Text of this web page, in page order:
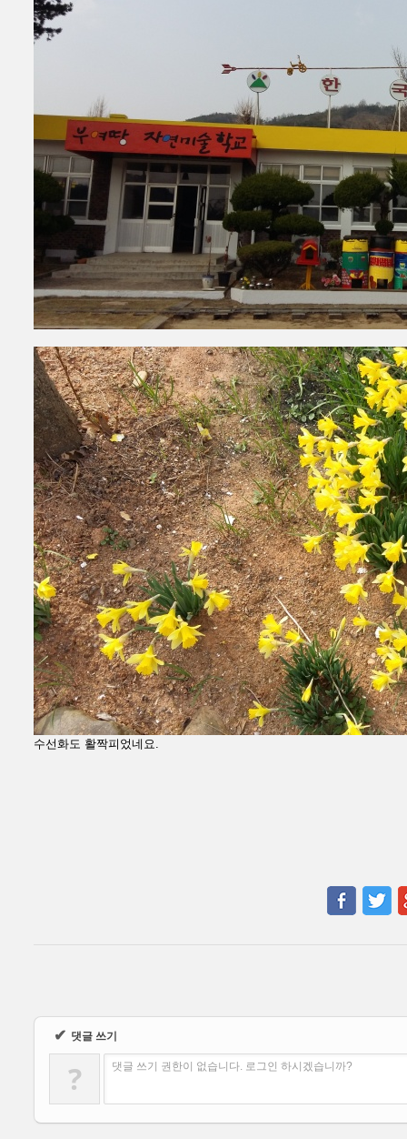
수선화도 활짝피었네요.
✔ 댓글 쓰기
? 댓글 쓰기 권한이 없습니다. 로그인 하시겠습니까?